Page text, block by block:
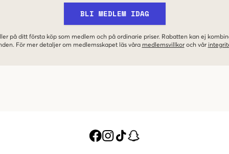
BLI MEDLEM IDAG
på ditt första köp som medlem och på ordinarie priser. Rabatten kan ej
För mer detaljer om medlemsskapet läs våra medlemsvillkor och vår